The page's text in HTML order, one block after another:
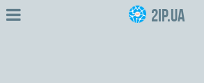
2IP.ua